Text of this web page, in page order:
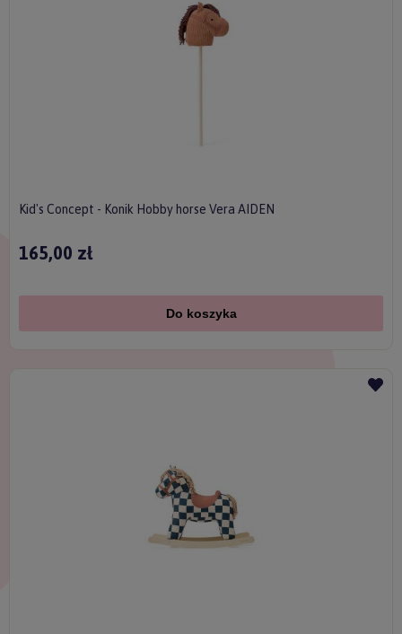
Kid's Concept - Konik Hobby horse Vera AIDEN
165,00 zł
Do koszyka